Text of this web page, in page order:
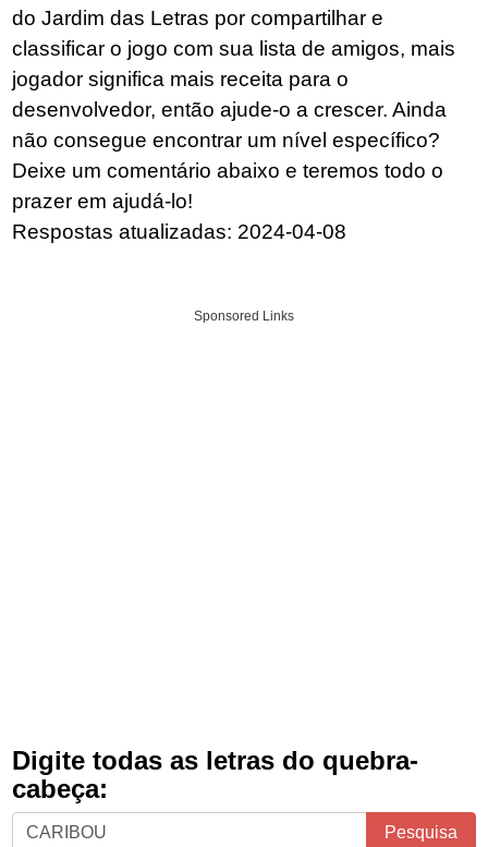
do Jardim das Letras por compartilhar e
classificar o jogo com sua lista de amigos, mais
jogador significa mais receita para o
desenvolvedor, então ajude-o a crescer. Ainda
não consegue encontrar um nível específico?
Deixe um comentário abaixo e teremos todo o
prazer em ajudá-lo!
Respostas atualizadas: 2024-04-08
Sponsored Links
Digite todas as letras do quebra-
cabeça:
Digite
Pesquisa